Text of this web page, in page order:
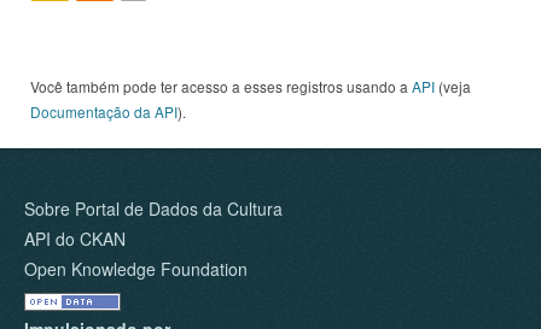
Você também pode ter acesso a esses registros usando a API (veja
Documentação da API).
Sobre Portal de Dados da Cultura
API do CKAN
Open Knowledge Foundation